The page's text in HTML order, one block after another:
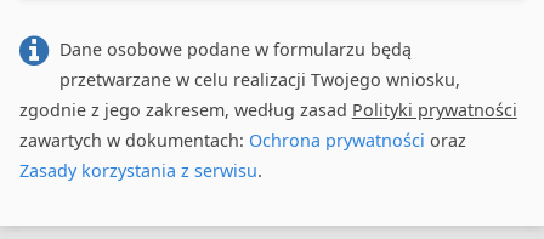
Dane osobowe podane w formularzu będą
przetwarzane w celu realizacji Twojego wniosku,
zgodnie z jego zakresem, według zasad Polityki prywatności
zawartych w dokumentach: Ochrona prywatności oraz
Zasady korzystania z serwisu.